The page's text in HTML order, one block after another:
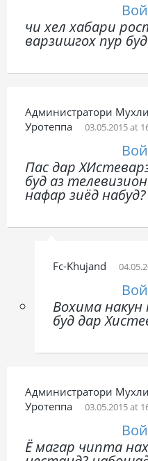
чи хел хабари
варзишгох пур
Администратори
Уротеппа
03.05.2015 at
Пас дар
буд аз
нафар зиёд набуд?
Fc-Khujand
Вохима
буд дар
Администратори
Уротеппа
03.05.2015 at
Ё магар чипта